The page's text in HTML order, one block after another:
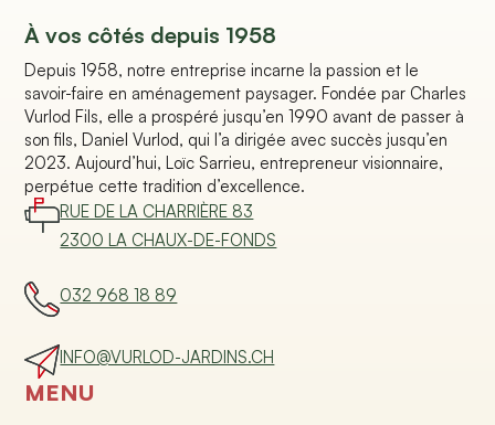
À vos côtés depuis 1958
Depuis 1958, notre entreprise incarne la passion et le
savoir-faire en aménagement paysager. Fondée par Charles
Vurlod Fils, elle a prospéré jusqu’en 1990 avant de passer à
son fils, Daniel Vurlod, qui l’a dirigée avec succès jusqu’en
2023. Aujourd’hui, Loïc Sarrieu, entrepreneur visionnaire,
perpétue cette tradition d’excellence.
RUE DE LA CHARRIÈRE 83
2300 LA CHAUX-DE-FONDS
032 968 18 89
INFO@VURLOD-JARDINS.CH
MENU